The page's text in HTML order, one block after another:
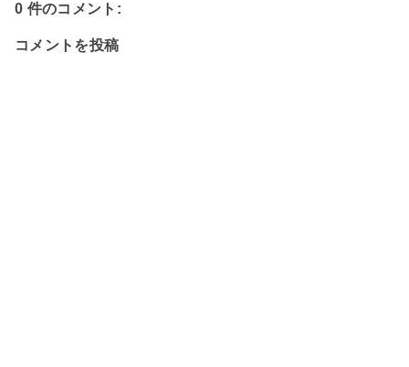
0 件のコメント:
コメントを投稿